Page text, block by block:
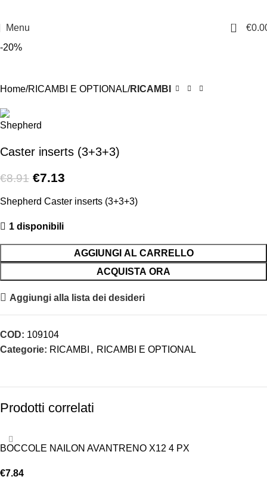
Menu 0 €
-20%
Home RICAMBI E OPTIONAL RICAMBI
Caster inserts (3+3+3)
€8.91 €7.13
Shepherd Caster inserts (3+3+3)
1 disponibili
AGGIUNGI AL CARRELLO
ACQUISTA ORA
Aggiungi alla lista dei desideri
COD: 109104
Categorie: RICAMBI , RICAMBI E OPTIONAL
Prodotti correlati
BOCCOLE NAILON AVANTRENO X12 4 PX
€7.84